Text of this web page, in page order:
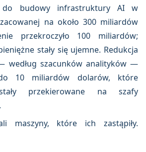
do budowy infrastruktury AI w
na około 300 miliardów
przekroczyło 100 miliardów;
stały się ujemne. Redukcja
według szacunków analityków —
10 miliardów dolarów, które
przekierowane na szafy
maszyny, które ich zastąpiły.